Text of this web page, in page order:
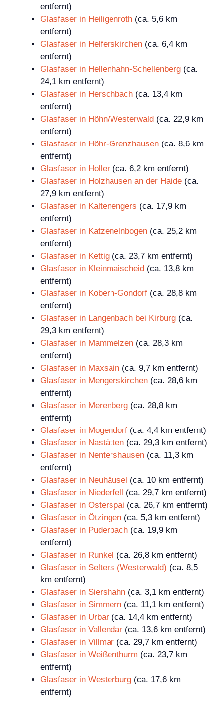
entfernt)
Glasfaser in Heiligenroth (ca. 5,6 km
entfernt)
Glasfaser in Helferskirchen (ca. 6,4 km
entfernt)
Glasfaser in Hellenhahn-Schellenberg (ca.
24,1 km entfernt)
Glasfaser in Herschbach (ca. 13,4 km
entfernt)
Glasfaser in Höhn/Westerwald (ca. 22,9 km
entfernt)
Glasfaser in Höhr-Grenzhausen (ca. 8,6 km
entfernt)
Glasfaser in Holler (ca. 6,2 km entfernt)
Glasfaser in Holzhausen an der Haide (ca.
27,9 km entfernt)
Glasfaser in Kaltenengers (ca. 17,9 km
entfernt)
Glasfaser in Katzenelnbogen (ca. 25,2 km
entfernt)
Glasfaser in Kettig (ca. 23,7 km entfernt)
Glasfaser in Kleinmaischeid (ca. 13,8 km
entfernt)
Glasfaser in Kobern-Gondorf (ca. 28,8 km
entfernt)
Glasfaser in Langenbach bei Kirburg (ca.
29,3 km entfernt)
Glasfaser in Mammelzen (ca. 28,3 km
entfernt)
Glasfaser in Maxsain (ca. 9,7 km entfernt)
Glasfaser in Mengerskirchen (ca. 28,6 km
entfernt)
Glasfaser in Merenberg (ca. 28,8 km
entfernt)
Glasfaser in Mogendorf (ca. 4,4 km entfernt)
Glasfaser in Nastätten (ca. 29,3 km entfernt)
Glasfaser in Nentershausen (ca. 11,3 km
entfernt)
Glasfaser in Neuhäusel (ca. 10 km entfernt)
Glasfaser in Niederfell
(ca. 29,7 km entfernt)
Glasfaser in Osterspai (ca. 26,7 km entfernt)
Glasfaser in Ötzingen (ca. 5,3 km entfernt)
Glasfaser in Puderbach (ca. 19,9 km
entfernt)
Glasfaser in Runkel (ca. 26,8 km entfernt)
Glasfaser in Selters (Westerwald) (ca. 8,5
km entfernt)
Glasfaser in Siershahn (ca. 3,1 km entfernt)
Glasfaser in Simmern (ca. 11,1 km entfernt)
Glasfaser in Urbar (ca. 14,4 km entfernt)
Glasfaser in Vallendar (ca. 13,6 km entfernt)
Glasfaser in Villmar (ca. 29,7 km entfernt)
Glasfaser in Weißenthurm (ca. 23,7 km
entfernt)
Glasfaser in Westerburg (ca. 17,6 km
entfernt)